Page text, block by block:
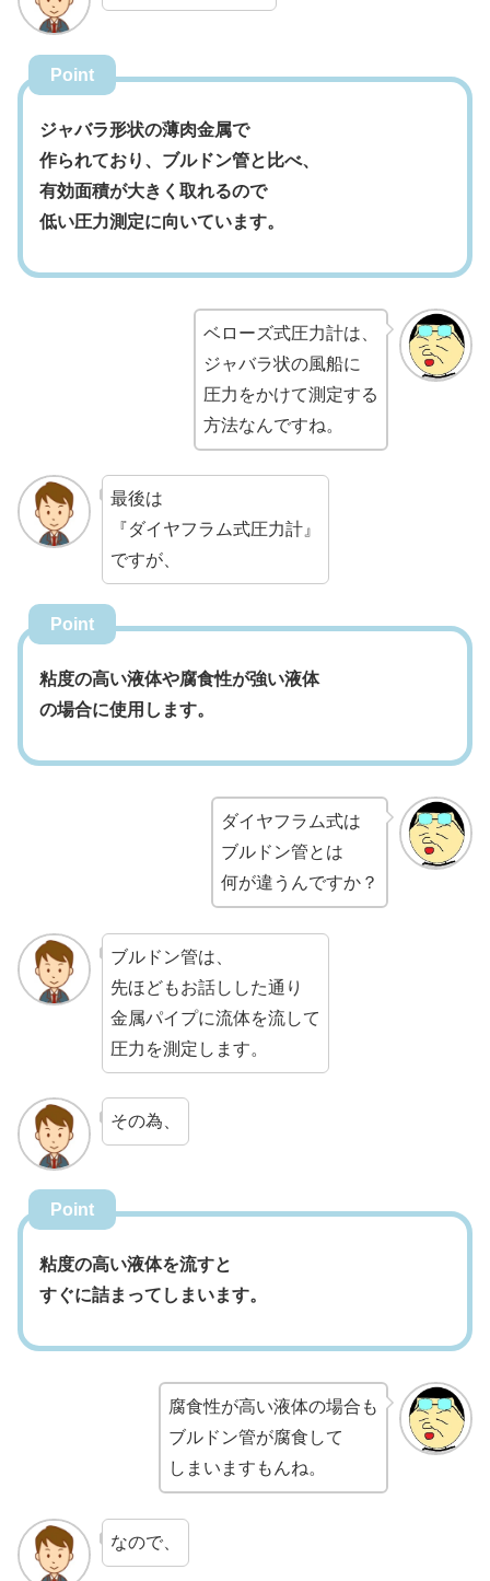
Point
ジャバラ形状の薄肉金属で
作られており、ブルドン管と比べ、
有効面積が大きく取れるので
低い圧力測定に向いています。
ベローズ式圧力計は、
ジャバラ状の風船に
圧力をかけて測定する
方法なんですね。
最後は
『ダイヤフラム式圧力計』
ですが、
Point
粘度の高い液体や腐食性が強い液体
の場合に使用します。
ダイヤフラム式は
ブルドン管とは
何が違うんですか？
ブルドン管は、
先ほどもお話しした通り
金属パイプに流体を流して
圧力を測定します。
その為、
Point
粘度の高い液体を流すと
すぐに詰まってしまいます。
腐食性が高い液体の場合も
ブルドン管が腐食して
しまいますもんね。
なので、